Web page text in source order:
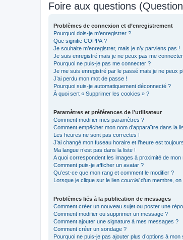
Foire aux questions
Problèmes de connexion et d’enregistrement
Pourquoi dois-je m’enregistrer ?
Que signifie COPPA ?
Je souhaite m’enregistrer, mais je n’y parviens pas !
Je suis enregistré mais je ne peux pas me
Pourquoi ne puis-je pas me connecter ?
Je me suis enregistré par le passé mais je ne peux
J’ai perdu mon mot de passe !
Pourquoi suis-je automatiquement déconnecté ?
À quoi sert « Supprimer les cookies » ?
Paramètres et préférences de l’utilisateur
Comment modifier mes paramètres ?
Comment empêcher mon nom d’apparaître dans la
Les heures ne sont pas correctes !
J’ai changé mon fuseau horaire et l’heure est
Ma langue n’est pas dans la liste !
A quoi correspondent les images à proximité de mon
Comment puis-je afficher un avatar ?
Qu’est-ce que mon rang et comment le modifier ?
Lorsque je clique sur le lien courrield’un membre,
Problèmes liés à la publication de messages
Comment créer un nouveau sujet ou poster une
Comment modifier ou supprimer un message ?
Comment ajouter une signature à mes messages ?
Comment créer un sondage ?
Pourquoi ne puis-je pas ajouter plus d’options à mon